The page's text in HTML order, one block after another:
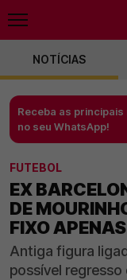
NOTÍCIAS
Receba as
no seu WhatsApp!
FUTEBOL
EX
DE
FIXO
Antiga figura
possível